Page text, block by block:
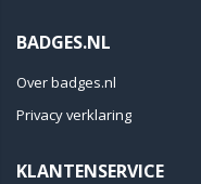
BADGES.NL
Over badges.nl
Privacy verklaring
KLANTENSERVICE